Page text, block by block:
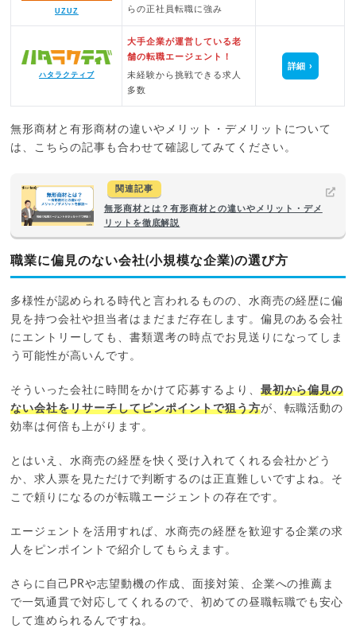
UZUZ
らの正社員転職に強み
ハタラクティブ
大手企業が運営している老
舗の転職エージェント！
未経験から挑戦できる求人
多数
詳細
無形商材と有形商材の違いやメリット・デメリットについて
は、こちらの記事も合わせて確認してみてください。
関連記事
無形商材とは？有形商材との違いやメリット・デメ
リットを徹底解説
職業に偏見のない会社(小規模な企業)の選び方
多様性が認められる時代と言われるものの、水商売の経歴に偏
見を持つ会社や担当者はまだまだ存在します。偏見のある会社
にエントリーしても、書類選考の時点でお見送りになってしま
う可能性が高いんです。
そういった会社に時間をかけて応募するより、 最初から偏見の
ない会社をリサーチしてピンポイントで狙う方が、転職活動の
効率は何倍も上がります。
とはいえ、水商売の経歴を快く受け入れてくれる会社かどう
か、求人票を見ただけで判断するのは正直難しいですよね。そ
こで頼りになるのが転職エージェントの存在です。
エージェントを活用すれば、水商売の経歴を歓迎する企業の求
人をピンポイントで紹介してもらえます。
さらに自己PRや志望動機の作成、面接対策、企業への推薦ま
で一気通貫で対応してくれるので、初めての昼職転職でも安心
して進められるんですね。